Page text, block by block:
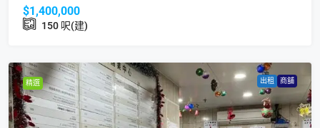
$1,400,000
150 呎(建)
精選 出租 商舖